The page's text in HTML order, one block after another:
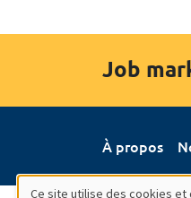
Job
À propos
Ce site utilise des cookies